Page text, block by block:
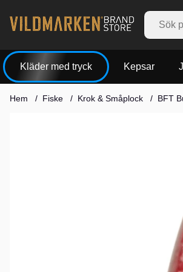
Kläder med tryck Kepsar
Hem Fiske Krok & Småplock BFT